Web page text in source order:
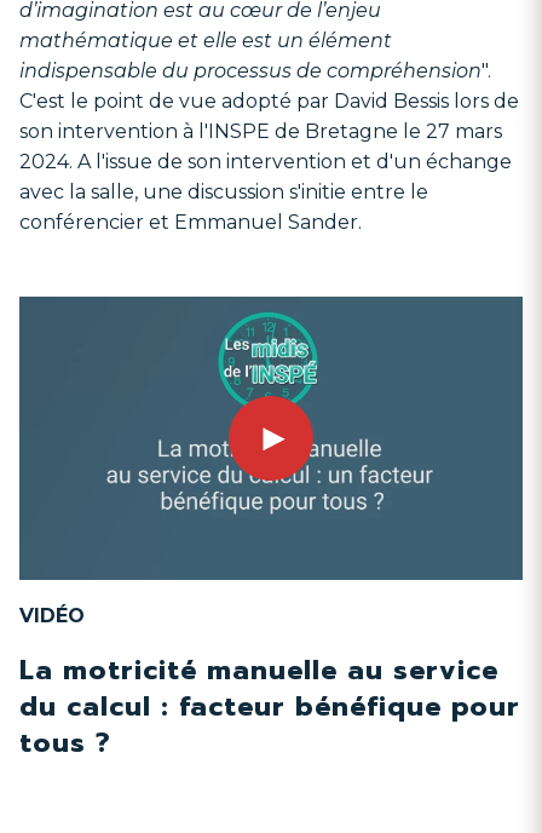
d’imagination est au cœur de l’enjeu
mathématique et elle est un élément
indispensable du processus de compréhension".
C'est le point de vue adopté par David Bessis lors de
son intervention à l'INSPE de Bretagne le 27 mars
2024. A l'issue de son intervention et d'un échange
avec la salle, une discussion s'initie entre le
conférencier et Emmanuel Sander.
VIDÉO
La motricité manuelle au service
du calcul : facteur bénéfique pour
tous ?